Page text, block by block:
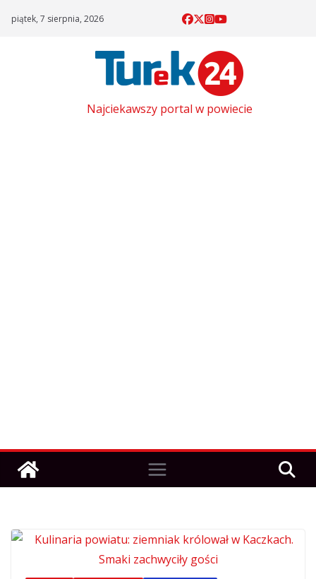
piątek, 7 sierpnia, 2026
Najciekawszy portal w powiecie